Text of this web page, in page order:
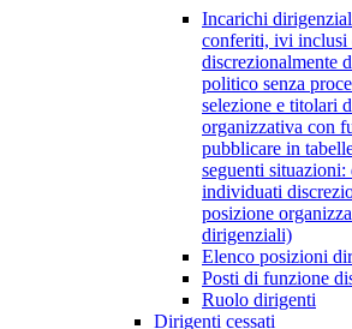
Incarichi
conferiti, ivi inclusi
discrezionalmente
politico senza
selezione e titolari
organizzativa con
pubblicare in
seguenti
individuati
posizione
dirigenziali)
Elenco posizioni
Posti di funzione
Ruolo dirigenti
Dirigenti cessati